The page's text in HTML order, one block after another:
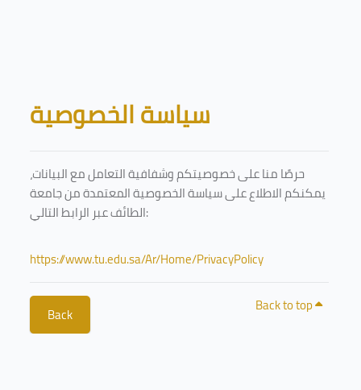
Blocks
سياسة الخصوصية
حرصًا منا على خصوصيتكم وشفافية التعامل مع البيانات،
يمكنكم الاطلاع على سياسة الخصوصية المعتمدة من جامعة
الطائف عبر الرابط التالي:
https://www.tu.edu.sa/Ar/Home/PrivacyPolicy
Back Back to top